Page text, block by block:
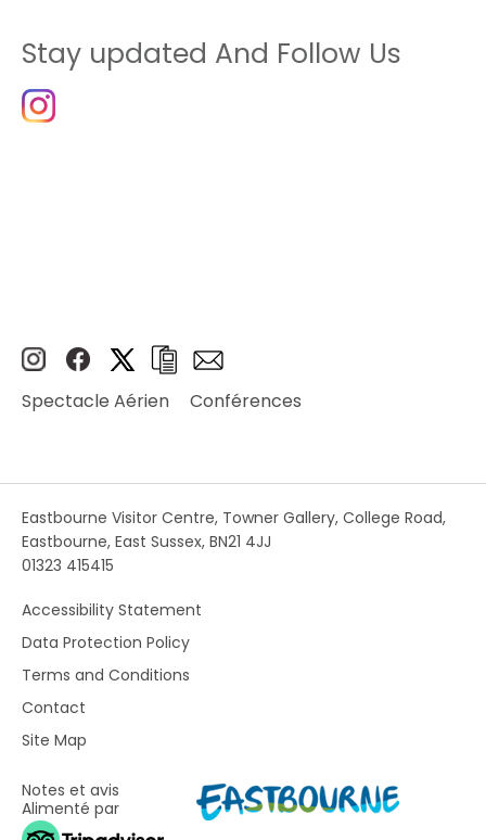
Stay updated And Follow Us
Spectacle Aérien Conférences
Eastbourne Visitor Centre, Towner Gallery, College Road,
Eastbourne, East Sussex, BN21 4JJ
01323 415415
Accessibility Statement
Data Protection Policy
Terms and Conditions
Contact
Site Map
Notes et avis
Alimenté par